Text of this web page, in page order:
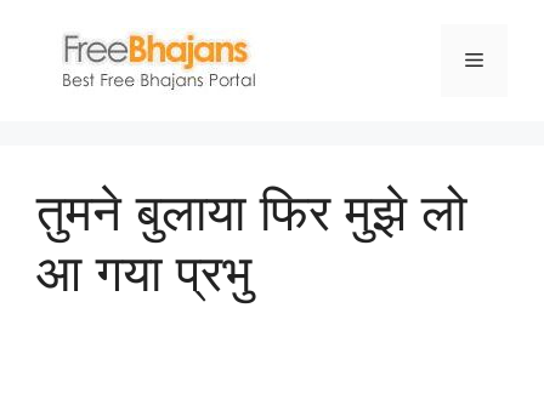
content
Menu
तुमने बुलाया फिर मुझे लो
आ गया प्रभु